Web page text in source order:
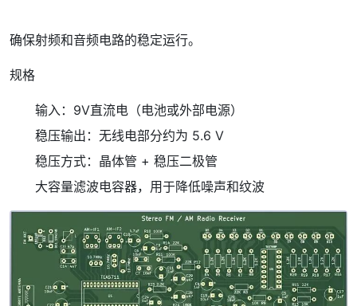
确保射频和音频电路的稳定运行。
规格
输入：9V直流电（电池或外部电源）
稳压输出：无线电部分约为 5.6 V
稳压方式：晶体管 + 稳压二极管
大容量滤波电容器，用于降低噪声和纹波